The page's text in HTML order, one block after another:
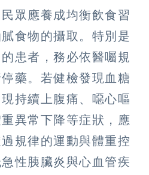
眾應養成均衡飲食習
食物的攝取。特別是
患者，務必依醫囑規
藥。若健檢發現血糖
持續上腹痛、噁心嘔
異常下降等症狀，應
規律的運動與體重控
性胰臟炎與心血管疾